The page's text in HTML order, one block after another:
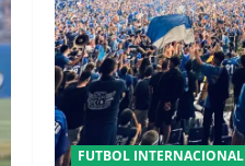
FUTBOL INTERNACIONAL